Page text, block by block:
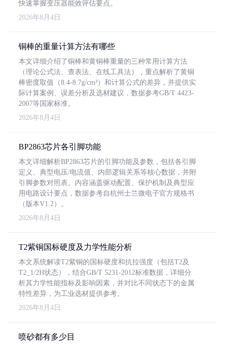
快速掌握变压器能效评估要点。
2026年8月4日
铜棒的重量计算方法有哪些
本文详细介绍了铜棒和黄铜棒重量的三种常用计算方法
（理论公式法、查表法、在线工具法），重点解析了黄铜
棒密度取值（8.4-8.7g/cm³）和计算公式的差异，并提供实
际计算案例、误差分析及选材建议，数据参考GB/T 4423-
2007等国家标准。
2026年8月4日
BP2863芯片各引脚功能
本文详细解析BP2863芯片的引脚功能及参数，包括各引脚
定义、典型电压/电流值、内部逻辑关系等核心数据，并附
引脚参数对照表。内容涵盖驱动配置、保护机制及典型应
用电路设计要点，数据参考自杭州士兰微电子官方规格书
（版本V1.2）。
2026年8月4日
T2紫铜国标硬度及力学性能分析
本文系统解读T2紫铜的国标硬度和抗拉强度（包括T2及
T2_1/2H状态），结合GB/T 5231-2012标准数据，详细分
析其力学性能指标及影响因素，并对比不同状态下的金属
特性差异，为工业选材提供参考。
2026年8月4日
喷砂都有多少目